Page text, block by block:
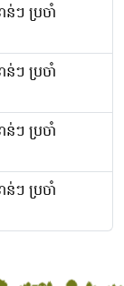
ៗ ប្រចាំ
ៗ ប្រចាំ
ៗ ប្រចាំ
ៗ ប្រចាំ